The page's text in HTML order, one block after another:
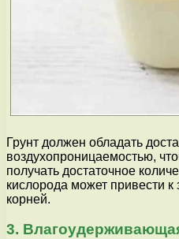
Грунт должен обладать
воздухопроницаемостью,
получать достаточное
кислорода может привести
корней.
3.